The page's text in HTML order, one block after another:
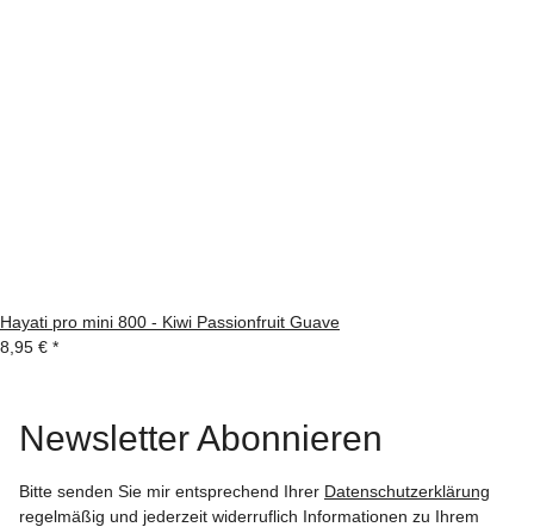
Hayati pro mini 800 - Kiwi Passionfruit Guave
8,95 € *
Newsletter Abonnieren
Bitte senden Sie mir entsprechend Ihrer Datenschutzerklärung
regelmäßig und jederzeit widerruflich Informationen zu Ihrem